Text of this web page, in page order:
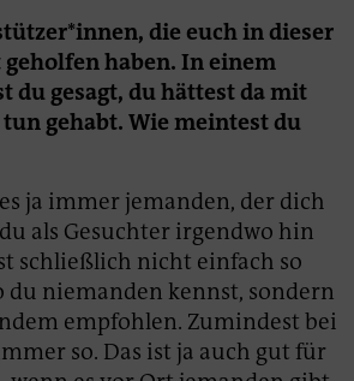
die euch in dieser
haben. In einem
du gesagt, du hättest da mit
tun gehabt. Wie meintest du
ja immer jemanden, der dich
als Gesuchter irgendwo hin
schließlich nicht einfach so
du niemanden kennst, sondern
empfohlen. Zumindest bei
so. Das ist ja auch gut für